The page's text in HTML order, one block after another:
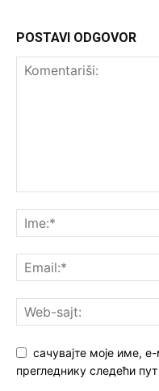
POSTAVI ODGOVOR
сачувајте моје име,
прегледнику следећи